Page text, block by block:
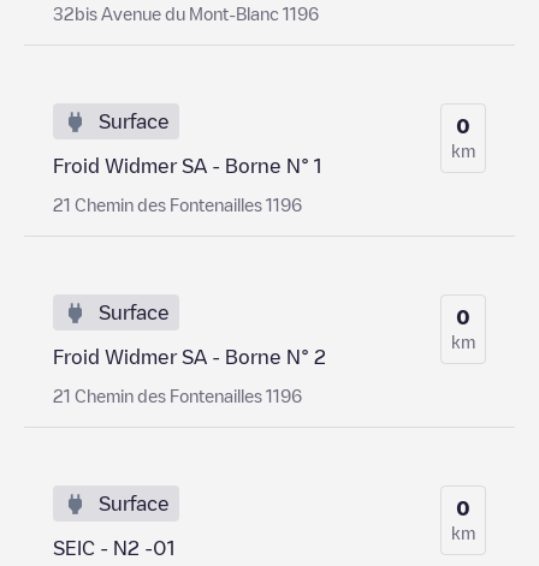
32bis Avenue du Mont-Blanc 1196
Surface
Froid Widmer SA - Borne N° 1
21 Chemin des Fontenailles 1196
0
km
Surface
Froid Widmer SA - Borne N° 2
21 Chemin des Fontenailles 1196
0
km
Surface
SEIC - N2 -01
0
km